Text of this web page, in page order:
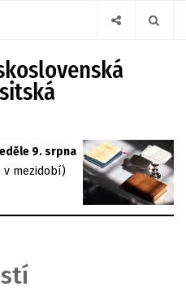
9. srpna
v mezidobí)